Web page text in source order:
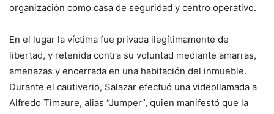
organización como casa de seguridad y centro operativo.
En el lugar la víctima fue privada ilegítimamente de
libertad, y retenida contra su voluntad mediante amarras,
amenazas y encerrada en una habitación del inmueble.
Durante el cautiverio, Salazar efectuó una videollamada a
Alfredo Timaure, alias “Jumper”, quien manifestó que la